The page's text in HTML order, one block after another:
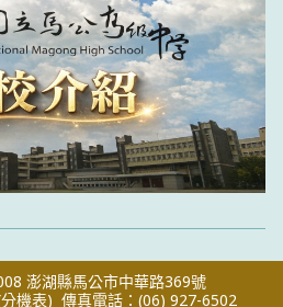
澎湖縣馬公市中華路369號
機表) 傳真電話：(06) 927-6502